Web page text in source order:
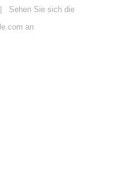
Sehen Sie sich die
an